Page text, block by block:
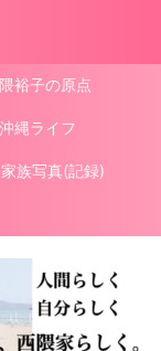
裕子の原点
沖縄ライフ
族写真(記録)